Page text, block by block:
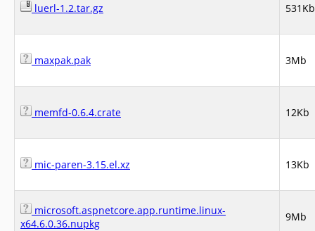
luerl-1.2.tar.gz 531Kb
maxpak.pak 3Mb
memfd-0.6.4.crate 12Kb
mic-paren-3.15.el.xz 13Kb
microsoft.aspnetcore.app.runtime.linux-
x64.6.0.36.nupkg
9Mb